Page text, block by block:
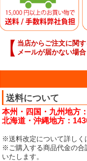
【 当店からご注文に関
メールが届かない場合
送料について
本州・四国・九州地方
北海道・沖縄地方：
※送料改定について詳しく
※ご購入する商品代金の合
いたします。